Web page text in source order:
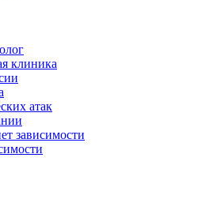
клиника
атак
зависимости